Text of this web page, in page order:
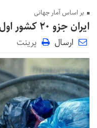
بر اساس آمار جهانی
ایران جزو ۲۰ کشور اول دنیا در تولید زباله پلاستیکی
ارسال پرینت